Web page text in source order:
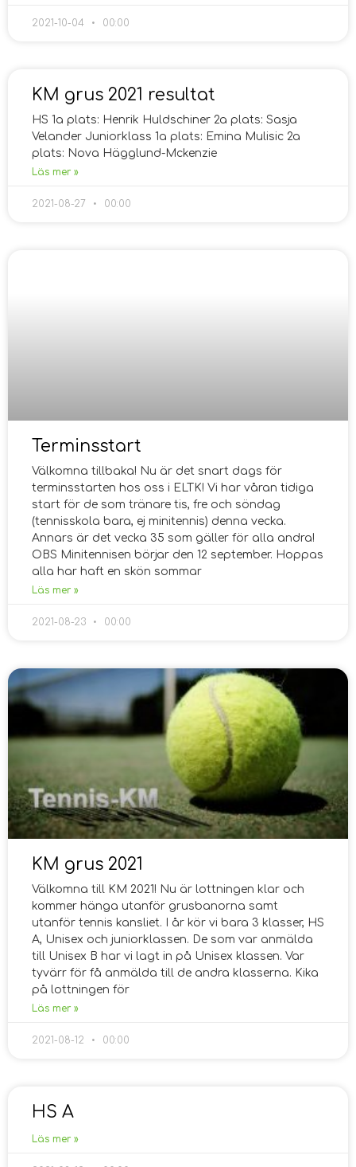
2021-10-04 00:00
KM grus 2021 resultat
HS 1a plats: Henrik Huldschiner 2a plats: Sasja
Velander Juniorklass 1a plats: Emina Mulisic 2a
plats: Nova Hägglund-Mckenzie
Läs mer »
2021-08-27 00:00
Terminsstart
Välkomna tillbaka! Nu är det snart dags för
terminsstarten hos oss i ELTK! Vi har våran tidiga
start för de som tränare tis, fre och söndag
(tennisskola bara, ej minitennis) denna vecka.
Annars är det vecka 35 som gäller för alla andra!
OBS Minitennisen börjar den 12 september. Hoppas
alla har haft en skön sommar
Läs mer »
2021-08-23 00:00
KM grus 2021
Välkomna till KM 2021! Nu är lottningen klar och
kommer hänga utanför grusbanorna samt
utanför tennis kansliet. I år kör vi bara 3 klasser, HS
A, Unisex och juniorklassen. De som var anmälda
till Unisex B har vi lagt in på Unisex klassen. Var
tyvärr för få anmälda till de andra klasserna. Kika
på lottningen för
Läs mer »
2021-08-12 00:00
HS A
Läs mer »